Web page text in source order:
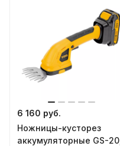
6 160 руб.
Ножницы-кусторез
аккумуляторные GS-20,